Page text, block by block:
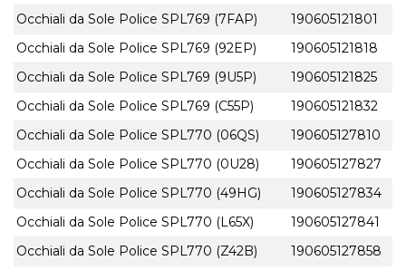
Occhiali da Sole Police SPL769 (7FAP)
190605121801
Occhiali da Sole Police SPL769 (92EP)
190605121818
Occhiali da Sole Police SPL769 (9U5P)
190605121825
Occhiali da Sole Police SPL769 (C55P)
190605121832
Occhiali da Sole Police SPL770 (06QS)
190605127810
Occhiali da Sole Police SPL770 (0U28)
190605127827
Occhiali da Sole Police SPL770 (49HG)
190605127834
Occhiali da Sole Police SPL770 (L65X)
190605127841
Occhiali da Sole Police SPL770 (Z42B)
190605127858